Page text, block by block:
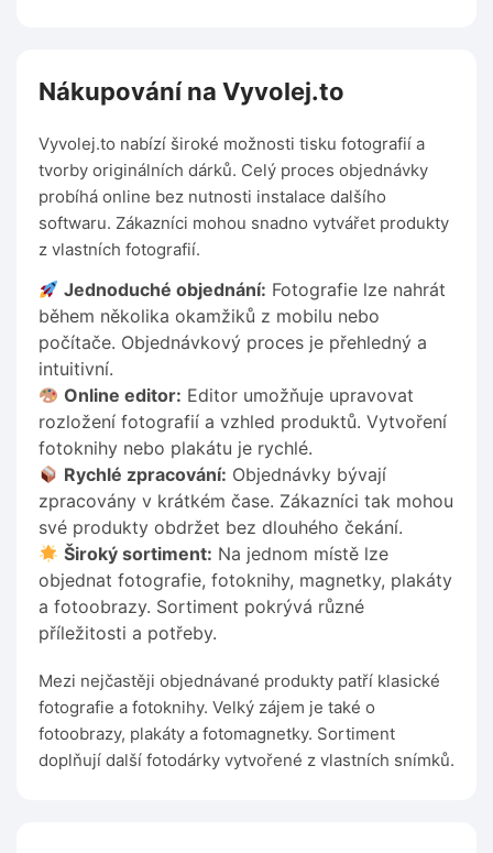
Nákupování na Vyvolej.to
Vyvolej.to nabízí široké možnosti tisku fotografií a
tvorby originálních dárků. Celý proces objednávky
probíhá online bez nutnosti instalace dalšího
softwaru. Zákazníci mohou snadno vytvářet produkty
z vlastních fotografií.
Jednoduché objednání: Fotografie lze nahrát
během několika okamžiků z mobilu nebo
počítače. Objednávkový proces je přehledný a
intuitivní.
Online editor: Editor umožňuje upravovat
rozložení fotografií a vzhled produktů. Vytvoření
fotoknihy nebo plakátu je rychlé.
Rychlé zpracování: Objednávky bývají
zpracovány v krátkém čase. Zákazníci tak mohou
své produkty obdržet bez dlouhého čekání.
Široký sortiment: Na jednom místě lze
objednat fotografie, fotoknihy, magnetky, plakáty
a fotoobrazy. Sortiment pokrývá různé
příležitosti a potřeby.
Mezi nejčastěji objednávané produkty patří klasické
fotografie a fotoknihy. Velký zájem je také o
fotoobrazy, plakáty a fotomagnetky. Sortiment
doplňují další fotodárky vytvořené z vlastních snímků.